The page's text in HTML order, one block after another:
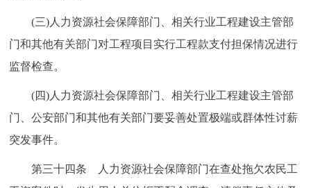
(三)人力资源社会保障部门、相关行业工程建设主管部
门和其他有关部门对工程项目实行工程款支付担保情况进行
监督检查。
(四)人力资源社会保障部门、相关行业工程建设主管部
门、公安部门和其他有关部门要妥善处置极端或群体性讨薪
突发事件。
第三十四条 人力资源社会保障部门在查处拖欠农民工